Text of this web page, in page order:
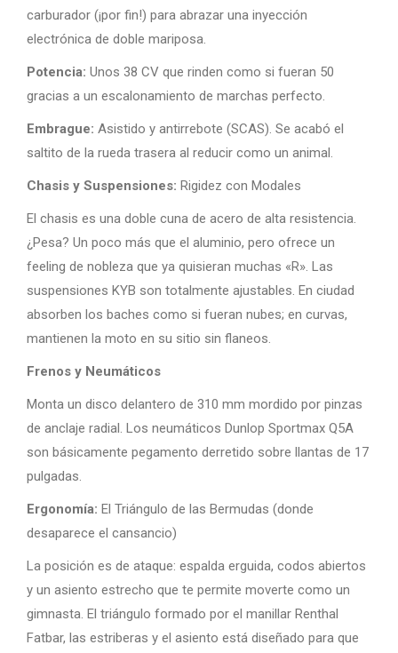
carburador (¡por fin!) para abrazar una inyección
electrónica de doble mariposa.
Potencia: Unos 38 CV que rinden como si fueran 50
gracias a un escalonamiento de marchas perfecto.
Embrague: Asistido y antirrebote (SCAS). Se acabó el
saltito de la rueda trasera al reducir como un animal.
Chasis y Suspensiones: Rigidez con Modales
El chasis es una doble cuna de acero de alta resistencia.
¿Pesa? Un poco más que el aluminio, pero ofrece un
feeling de nobleza que ya quisieran muchas «R». Las
suspensiones KYB son totalmente ajustables. En ciudad
absorben los baches como si fueran nubes; en curvas,
mantienen la moto en su sitio sin flaneos.
Frenos y Neumáticos
Monta un disco delantero de 310 mm mordido por pinzas
de anclaje radial. Los neumáticos Dunlop Sportmax Q5A
son básicamente pegamento derretido sobre llantas de 17
pulgadas.
Ergonomía: El Triángulo de las Bermudas (donde
desaparece el cansancio)
La posición es de ataque: espalda erguida, codos abiertos
y un asiento estrecho que te permite moverte como un
gimnasta. El triángulo formado por el manillar Renthal
Fatbar, las estriberas y el asiento está diseñado para que